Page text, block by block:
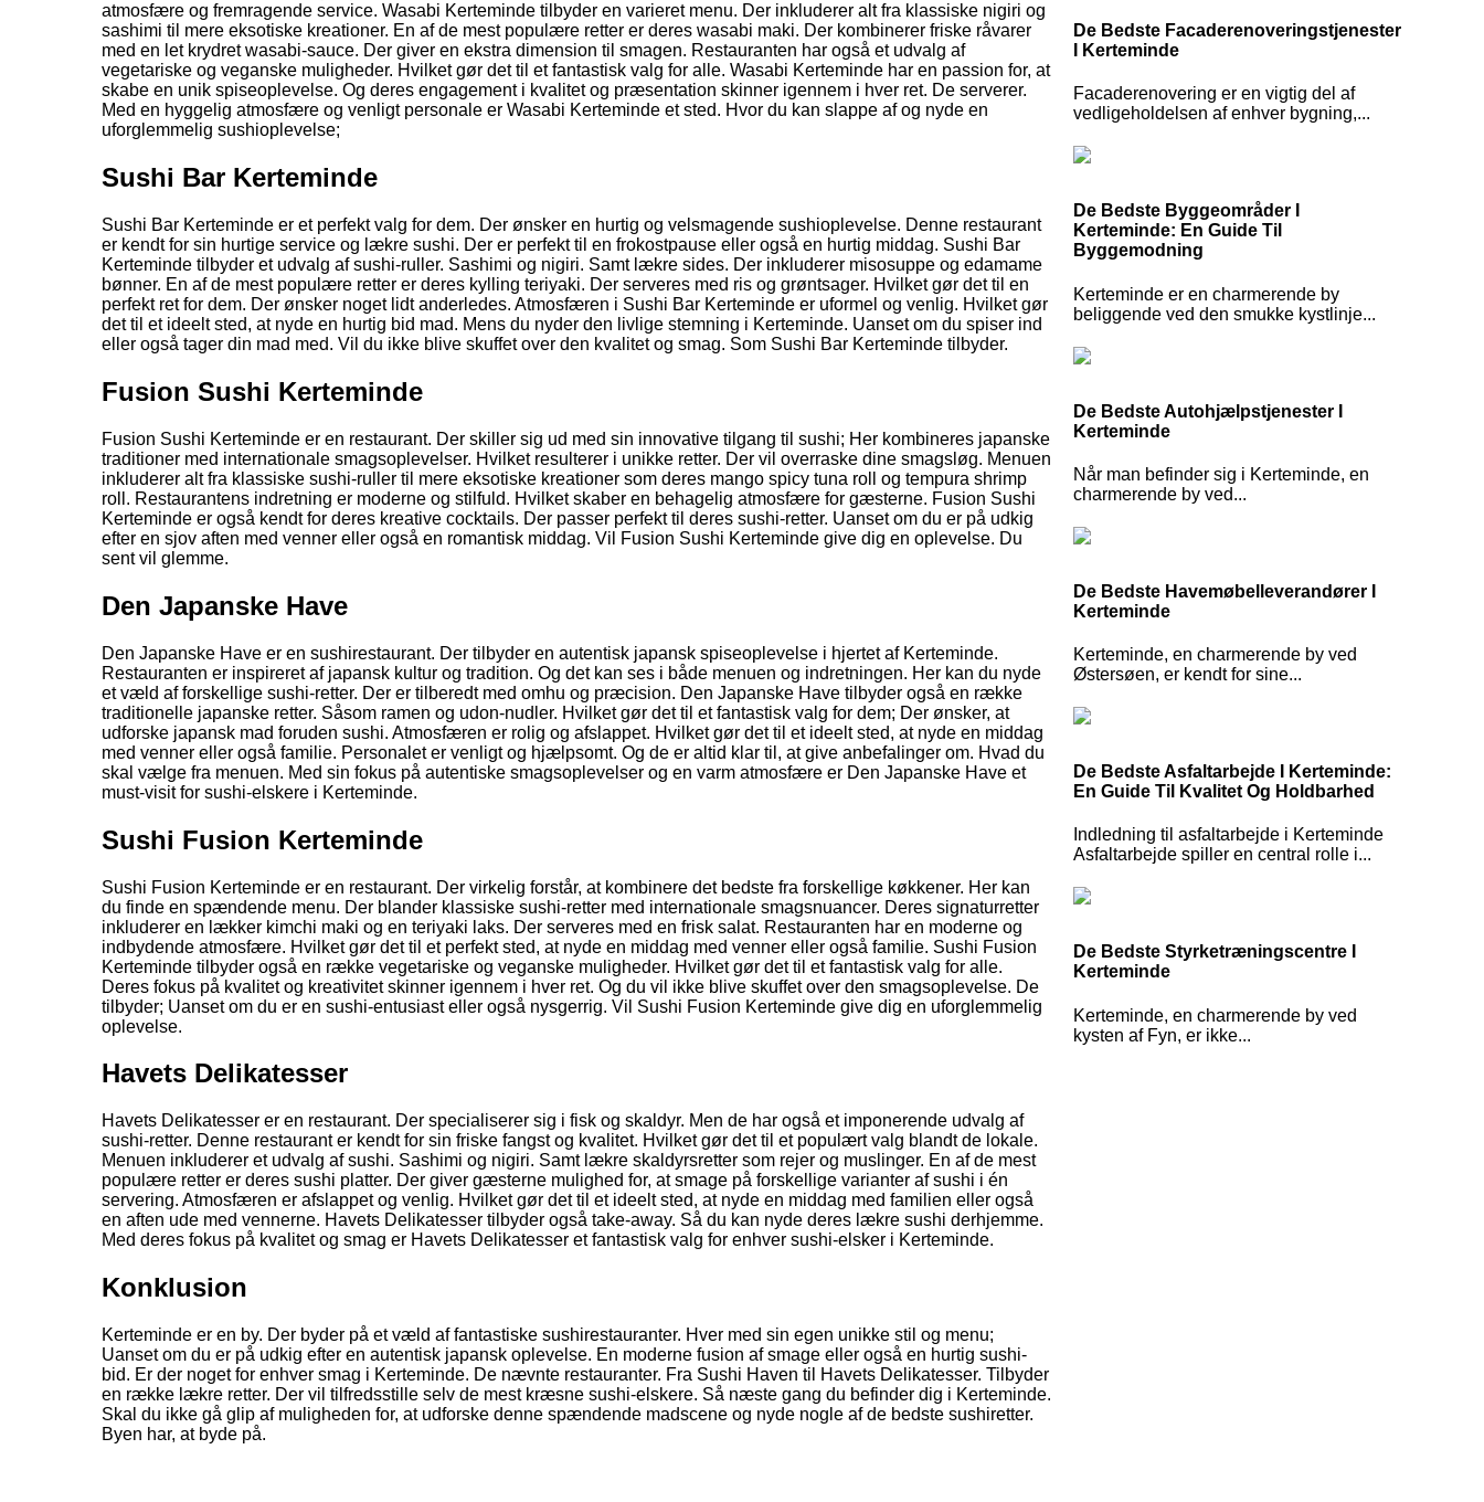
atmosfære og fremragende service. Wasabi Kerteminde tilbyder en varieret menu. Der inkluderer alt fra klassiske nigiri og
sashimi til mere eksotiske kreationer. En af de mest populære retter er deres wasabi maki. Der kombinerer friske råvarer
med en let krydret wasabi-sauce. Der giver en ekstra dimension til smagen. Restauranten har også et udvalg af
vegetariske og veganske muligheder. Hvilket gør det til et fantastisk valg for alle. Wasabi Kerteminde har en passion for, at
skabe en unik spiseoplevelse. Og deres engagement i kvalitet og præsentation skinner igennem i hver ret. De serverer.
Med en hyggelig atmosfære og venligt personale er Wasabi Kerteminde et sted. Hvor du kan slappe af og nyde en
uforglemmelig sushioplevelse;
Sushi Bar Kerteminde
Sushi Bar Kerteminde er et perfekt valg for dem. Der ønsker en hurtig og velsmagende sushioplevelse. Denne restaurant
er kendt for sin hurtige service og lækre sushi. Der er perfekt til en frokostpause eller også en hurtig middag. Sushi Bar
Kerteminde tilbyder et udvalg af sushi-ruller. Sashimi og nigiri. Samt lækre sides. Der inkluderer misosuppe og edamame
bønner. En af de mest populære retter er deres kylling teriyaki. Der serveres med ris og grøntsager. Hvilket gør det til en
perfekt ret for dem. Der ønsker noget lidt anderledes. Atmosfæren i Sushi Bar Kerteminde er uformel og venlig. Hvilket gør
det til et ideelt sted, at nyde en hurtig bid mad. Mens du nyder den livlige stemning i Kerteminde. Uanset om du spiser ind
eller også tager din mad med. Vil du ikke blive skuffet over den kvalitet og smag. Som Sushi Bar Kerteminde tilbyder.
Fusion Sushi Kerteminde
Fusion Sushi Kerteminde er en restaurant. Der skiller sig ud med sin innovative tilgang til sushi; Her kombineres japanske
traditioner med internationale smagsoplevelser. Hvilket resulterer i unikke retter. Der vil overraske dine smagsløg. Menuen
inkluderer alt fra klassiske sushi-ruller til mere eksotiske kreationer som deres mango spicy tuna roll og tempura shrimp
roll. Restaurantens indretning er moderne og stilfuld. Hvilket skaber en behagelig atmosfære for gæsterne. Fusion Sushi
Kerteminde er også kendt for deres kreative cocktails. Der passer perfekt til deres sushi-retter. Uanset om du er på udkig
efter en sjov aften med venner eller også en romantisk middag. Vil Fusion Sushi Kerteminde give dig en oplevelse. Du
sent vil glemme.
Den Japanske Have
Den Japanske Have er en sushirestaurant. Der tilbyder en autentisk japansk spiseoplevelse i hjertet af Kerteminde.
Restauranten er inspireret af japansk kultur og tradition. Og det kan ses i både menuen og indretningen. Her kan du nyde
et væld af forskellige sushi-retter. Der er tilberedt med omhu og præcision. Den Japanske Have tilbyder også en række
traditionelle japanske retter. Såsom ramen og udon-nudler. Hvilket gør det til et fantastisk valg for dem; Der ønsker, at
udforske japansk mad foruden sushi. Atmosfæren er rolig og afslappet. Hvilket gør det til et ideelt sted, at nyde en middag
med venner eller også familie. Personalet er venligt og hjælpsomt. Og de er altid klar til, at give anbefalinger om. Hvad du
skal vælge fra menuen. Med sin fokus på autentiske smagsoplevelser og en varm atmosfære er Den Japanske Have et
must-visit for sushi-elskere i Kerteminde.
Sushi Fusion Kerteminde
Sushi Fusion Kerteminde er en restaurant. Der virkelig forstår, at kombinere det bedste fra forskellige køkkener. Her kan
du finde en spændende menu. Der blander klassiske sushi-retter med internationale smagsnuancer. Deres signaturretter
inkluderer en lækker kimchi maki og en teriyaki laks. Der serveres med en frisk salat. Restauranten har en moderne og
indbydende atmosfære. Hvilket gør det til et perfekt sted, at nyde en middag med venner eller også familie. Sushi Fusion
Kerteminde tilbyder også en række vegetariske og veganske muligheder. Hvilket gør det til et fantastisk valg for alle.
Deres fokus på kvalitet og kreativitet skinner igennem i hver ret. Og du vil ikke blive skuffet over den smagsoplevelse. De
tilbyder; Uanset om du er en sushi-entusiast eller også nysgerrig. Vil Sushi Fusion Kerteminde give dig en uforglemmelig
oplevelse.
Havets Delikatesser
Havets Delikatesser er en restaurant. Der specialiserer sig i fisk og skaldyr. Men de har også et imponerende udvalg af
sushi-retter. Denne restaurant er kendt for sin friske fangst og kvalitet. Hvilket gør det til et populært valg blandt de lokale.
Menuen inkluderer et udvalg af sushi. Sashimi og nigiri. Samt lækre skaldyrsretter som rejer og muslinger. En af de mest
populære retter er deres sushi platter. Der giver gæsterne mulighed for, at smage på forskellige varianter af sushi i én
servering. Atmosfæren er afslappet og venlig. Hvilket gør det til et ideelt sted, at nyde en middag med familien eller også
en aften ude med vennerne. Havets Delikatesser tilbyder også take-away. Så du kan nyde deres lækre sushi derhjemme.
Med deres fokus på kvalitet og smag er Havets Delikatesser et fantastisk valg for enhver sushi-elsker i Kerteminde.
Konklusion
Kerteminde er en by. Der byder på et væld af fantastiske sushirestauranter. Hver med sin egen unikke stil og menu;
Uanset om du er på udkig efter en autentisk japansk oplevelse. En moderne fusion af smage eller også en hurtig sushi-
bid. Er der noget for enhver smag i Kerteminde. De nævnte restauranter. Fra Sushi Haven til Havets Delikatesser. Tilbyder
en række lækre retter. Der vil tilfredsstille selv de mest kræsne sushi-elskere. Så næste gang du befinder dig i Kerteminde.
Skal du ikke gå glip af muligheden for, at udforske denne spændende madscene og nyde nogle af de bedste sushiretter.
Byen har, at byde på.
De Bedste Facaderenoveringstjenester
I Kerteminde
Facaderenovering er en vigtig del af
vedligeholdelsen af enhver bygning,...
De Bedste Byggeområder I
Kerteminde: En Guide Til
Byggemodning
Kerteminde er en charmerende by
beliggende ved den smukke kystlinje...
De Bedste Autohjælpstjenester I
Kerteminde
Når man befinder sig i Kerteminde, en
charmerende by ved...
De Bedste Havemøbelleverandører I
Kerteminde
Kerteminde, en charmerende by ved
Østersøen, er kendt for sine...
De Bedste Asfaltarbejde I Kerteminde:
En Guide Til Kvalitet Og Holdbarhed
Indledning til asfaltarbejde i Kerteminde
Asfaltarbejde spiller en central rolle i...
De Bedste Styrketræningscentre I
Kerteminde
Kerteminde, en charmerende by ved
kysten af Fyn, er ikke...